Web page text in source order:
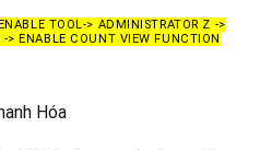
TOOL-> ADMINISTRATOR Z ->
> ENABLE COUNT VIEW FUNCTION
Hóa